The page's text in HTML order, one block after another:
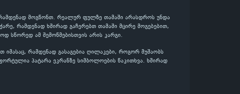
მოგწონთ. რეალურ ფულზე თამაში არასდროს უნდა
რამდენად ხშირად გაჩერებთ თამაში მცირე მოგებებით,
სწორედ ამ შემოწმებისთვის არის კარგი.
რამდენად გასაგებია ღილაკები, როგორ მუშაობს
პატარა ეკრანზე სიმბოლოების წაკითხვა. ხშირად